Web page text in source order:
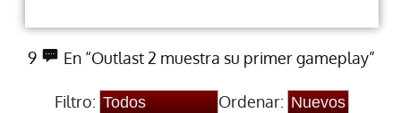
9 En “Outlast 2 muestra su primer gameplay”
Filtro: Ordenar: